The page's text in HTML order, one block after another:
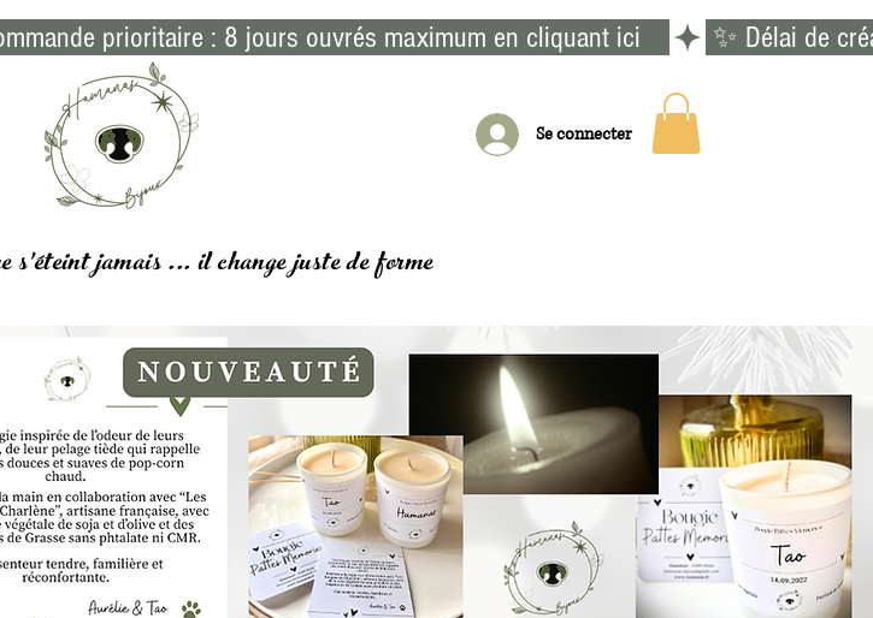
prioritaire : 8 jours ouvrés maximum en cliquant ici
Se connecter
s'éteint jamais ... ilchangejuste de forme